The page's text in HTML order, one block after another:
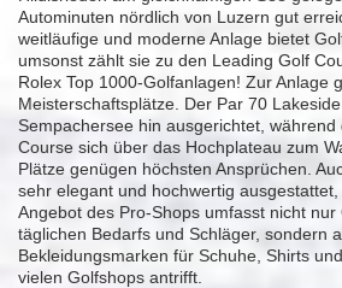
Autominuten nördlich von Luzern gut
weitläufige und moderne Anlage bietet
umsonst zählt sie zu den Leading Golf
Rolex Top 1000-Golfanlagen! Zur Anlage
Meisterschaftsplätze. Der Par 70
Sempachersee hin ausgerichtet,
Course sich über das Hochplateau zum
Plätze genügen höchsten Ansprüchen.
sehr elegant und hochwertig
Angebot des Pro-Shops umfasst nicht nur
täglichen Bedarfs und Schläger, sondern
Bekleidungsmarken für Schuhe, Shirts
vielen Golfshops antrifft.